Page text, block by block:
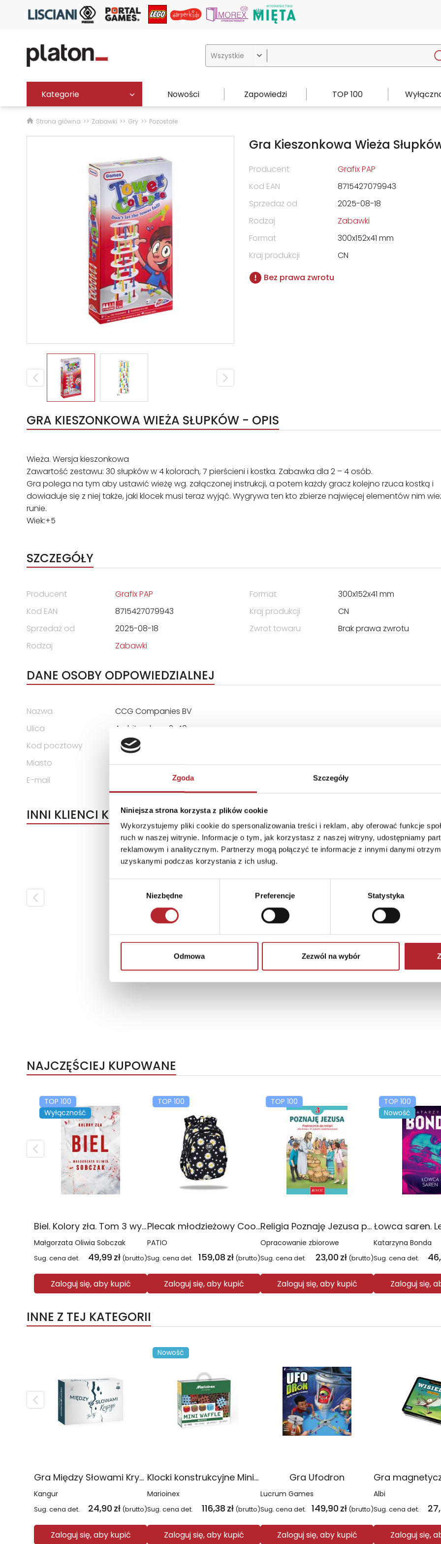
Zgoda Szczegóły
Niniejsza strona korzysta z plików cookie
Wykorzystujemy pliki cookie do spersonalizowania treści i reklam, aby oferować funkcje
ruch w naszej witrynie. Informacje o tym, jak korzystasz z naszej witryny, udostępniamy
reklamowym i analitycznym. Partnerzy mogą połączyć te informacje z innymi danymi
uzyskanymi podczas korzystania z ich usług.
Niezbędne Preferencje Statystyka
Odmowa Zezwól na wybór

Kategorie Nowości Zapowiedzi TOP 100
Strona główna Zabawki Gry Pozostałe
Gra Kieszonkowa Wieża
Producent
Grafix PAP
Kod EAN
8715427079943
Sprzedaż od
2025-08-18
Rodzaj
Zabawki
Format
300x152x41 mm
Kraj produkcji
CN
Bez prawa zwrotu
GRA KIESZONKOWA WIEŻA SŁUPKÓW - OPIS
Wieża. Wersja kieszonkowa
Zawartość zestawu: 30 słupków w 4 kolorach, 7 pierścieni i kostka. Zabawka dla 2 – 4 osób.
Gra polega na tym aby ustawić wieżę wg. załączonej instrukcji, a potem każdy gracz kolejno rzuca kostką i
dowiaduje się z niej także, jaki klocek musi teraz wyjąć. Wygrywa ten kto zbierze najwięcej elementów nim
runie.
Wiek:+5
SZCZEGÓŁY
Producent
Grafix PAP
Kod EAN
8715427079943
Sprzedaż od
2025-08-18
Rodzaj
Zabawki
Format
300x152x41 mm
Kraj produkcji
CN
Zwrot towaru
Brak prawa zwrotu
DANE OSOBY ODPOWIEDZIALNEJ
Nazwa
CCG Companies BV
Ulica
Architronlaan 2-40
Kod pocztowy
Miasto
5321 JJ Hedel The Netherlands
E-mail
INNI KLIENCI KUPOWALI
Brak danych
NAJCZĘŚCIEJ KUPOWANE
TOP 100
Wyłączność
Biel. Kolory zła. Tom 3 wyd. 2025
Małgorzata Oliwia Sobczak
Sug. cena det. 49,99 zł (brutto)
Zaloguj się, aby kupić
TOP 100
Plecak młodzieżowy Coolpack Jerry Daisy Black
PATIO
Sug. cena det. 159,08 zł (brutto)
Zaloguj się, aby kupić
TOP 100
Religia Poznaję Jezusa podręcznik dla klasy 3 szkoły podstawowej
Opracowanie zbiorowe
Sug. cena det. 23,00 zł (brutto)
Zaloguj się, aby kupić
TOP 100
Nowość
Łowca saren.
Katarzyna Bonda
Sug. cena det.
Zaloguj się,
INNE Z TEJ KATEGORII
Gra Między Słowami Kryzys
Kangur
Sug. cena det. 24,90 zł (brutto)
Zaloguj się, aby kupić
Nowość
Klocki konstrukcyjne Mini Waffle Blocks 142 elementy
Marioinex
Sug. cena det. 116,38 zł (brutto)
Zaloguj się, aby kupić
Gra Ufodron
Lucrum Games
Sug. cena det. 149,90 zł (brutto)
Zaloguj się, aby kupić
Albi
Sug. cena det.
Zaloguj się,